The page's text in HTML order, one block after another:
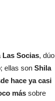
Las Socias, dúo
ellas son Shila
hace ya casi
más sobre